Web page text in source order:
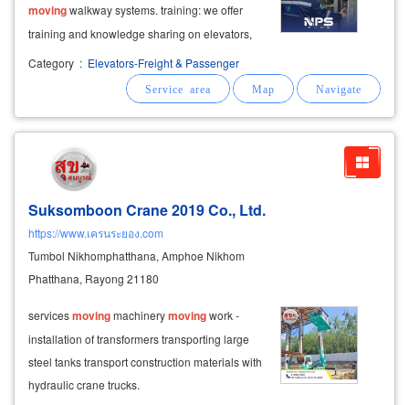
movingwalkway systems. training: we offer
training and knowledge sharing on elevators,
escalators, and
moving walkways.
Category : Elevators-Freight & Passenger
Suksomboon Crane 2019 Co., Ltd.
https://www.เครนระยอง.com
Tumbol Nikhomphatthana, Amphoe Nikhom
Phatthana, Rayong 21180
servicesmovingmachinerymovingwork -
installation of transformers transporting large
steel tanks transport construction materials with
hydraulic crane trucks.